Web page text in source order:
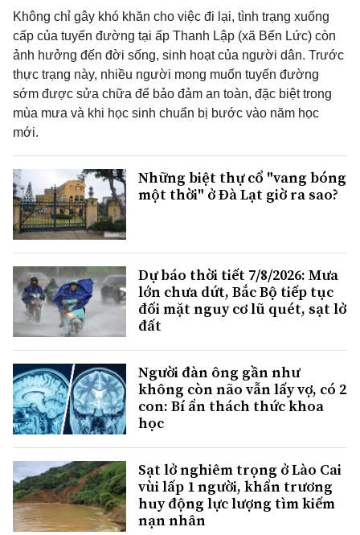
Không chỉ gây khó khăn cho việc đi lại, tình trạng xuống
cấp của tuyến đường tại ấp Thanh Lập (xã Bến Lức) còn
ảnh hưởng đến đời sống, sinh hoạt của người dân. Trước
thực trạng này, nhiều người mong muốn tuyến đường
sớm được sửa chữa để bảo đảm an toàn, đặc biệt trong
mùa mưa và khi học sinh chuẩn bị bước vào năm học
mới.
Những biệt thự cổ "vang bóng
một thời" ở Đà Lạt giờ ra sao?
Dự báo thời tiết 7/8/2026: Mưa
lớn chưa dứt, Bắc Bộ tiếp tục
đối mặt nguy cơ lũ quét, sạt lở
đất
Người đàn ông gần như
không còn não vẫn lấy vợ, có 2
con: Bí ẩn thách thức khoa
học
Sạt lở nghiêm trọng ở Lào Cai
vùi lấp 1 người, khẩn trương
huy động lực lượng tìm kiếm
nạn nhân